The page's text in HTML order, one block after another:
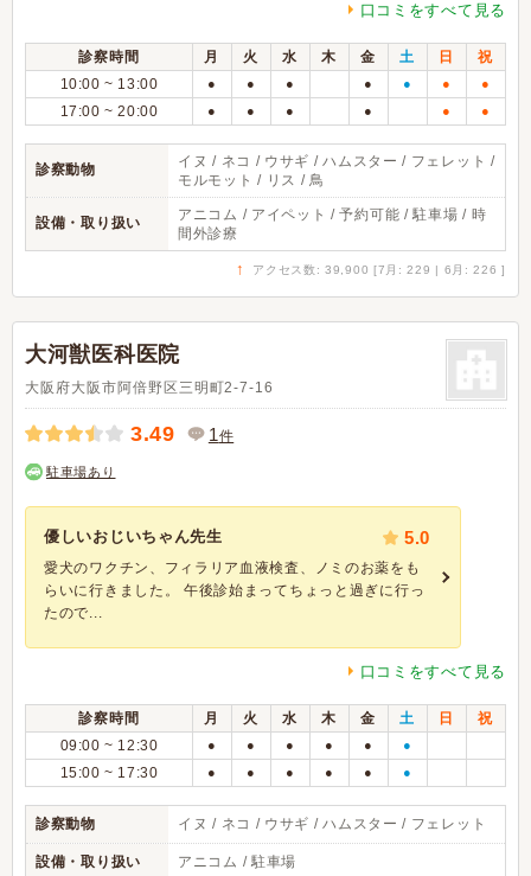
口コミをすべて見る
診察時間 月 火 水 木 金 土 日
祝
10:00 ~ 13:00
● ● ● ● ● ● ●
17:00 ~ 20:00 ● ● ● ● ● ●
診察動物
イヌ / ネコ / ウサギ / ハムスター / フェレット /
モルモット / リス / 鳥
設備・取り扱い
アニコム / アイペット / 予約可能 / 駐車場 / 時
間外診療
↑ アクセス数: 39,900 [7月: 229 | 6月: 226 ]
大河獣医科医院
大阪府大阪市阿倍野区三明町2-7-16
3.49 1件
駐車場あり
優しいおじいちゃん先生 5.0
愛犬のワクチン、フィラリア血液検査、ノミのお薬をも
らいに行きました。 午後診始まってちょっと過ぎに行っ
たので...
口コミをすべて見る
診察時間 月 火 水 木 金 土 日
祝
09:00 ~ 12:30
● ● ● ● ● ●
15:00 ~ 17:30 ● ● ● ● ● ●
診察動物 イヌ / ネコ / ウサギ / ハムスター / フェレット
設備・取り扱い アニコム / 駐車場